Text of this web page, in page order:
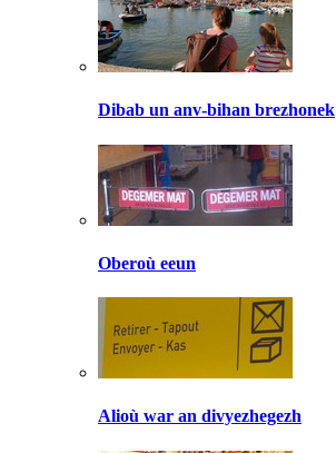
Dibab un anv-bihan brezhonek
Oberoù eeun
Alioù war an divyezhegezh